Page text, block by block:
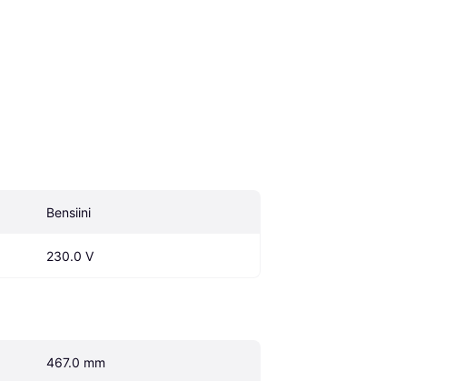
Bensiini
230.0 V
467.0 mm